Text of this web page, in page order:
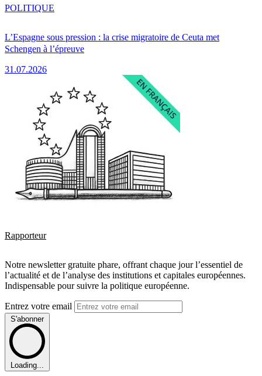
L’Espagne sous pression : la crise migratoire de Ceuta met
Schengen à l’épreuve
31.07.2026
POLITIQUE
Rapporteur
Notre newsletter gratuite phare, offrant chaque jour l’essentiel de
l’actualité et de l’analyse des institutions et capitales européennes.
Indispensable pour suivre la politique européenne.
Entrez votre email
S'abonner
Loading...